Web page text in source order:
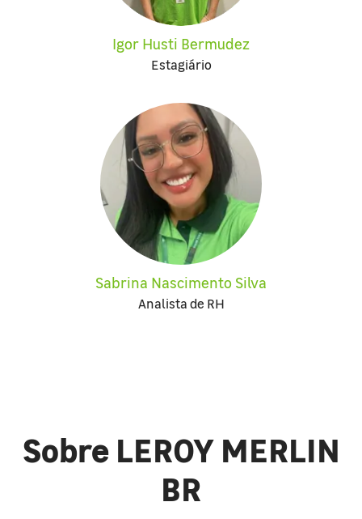
Igor Husti Bermudez
Estagiário
Sabrina Nascimento Silva
Analista de RH
Sobre LEROY MERLIN
BR